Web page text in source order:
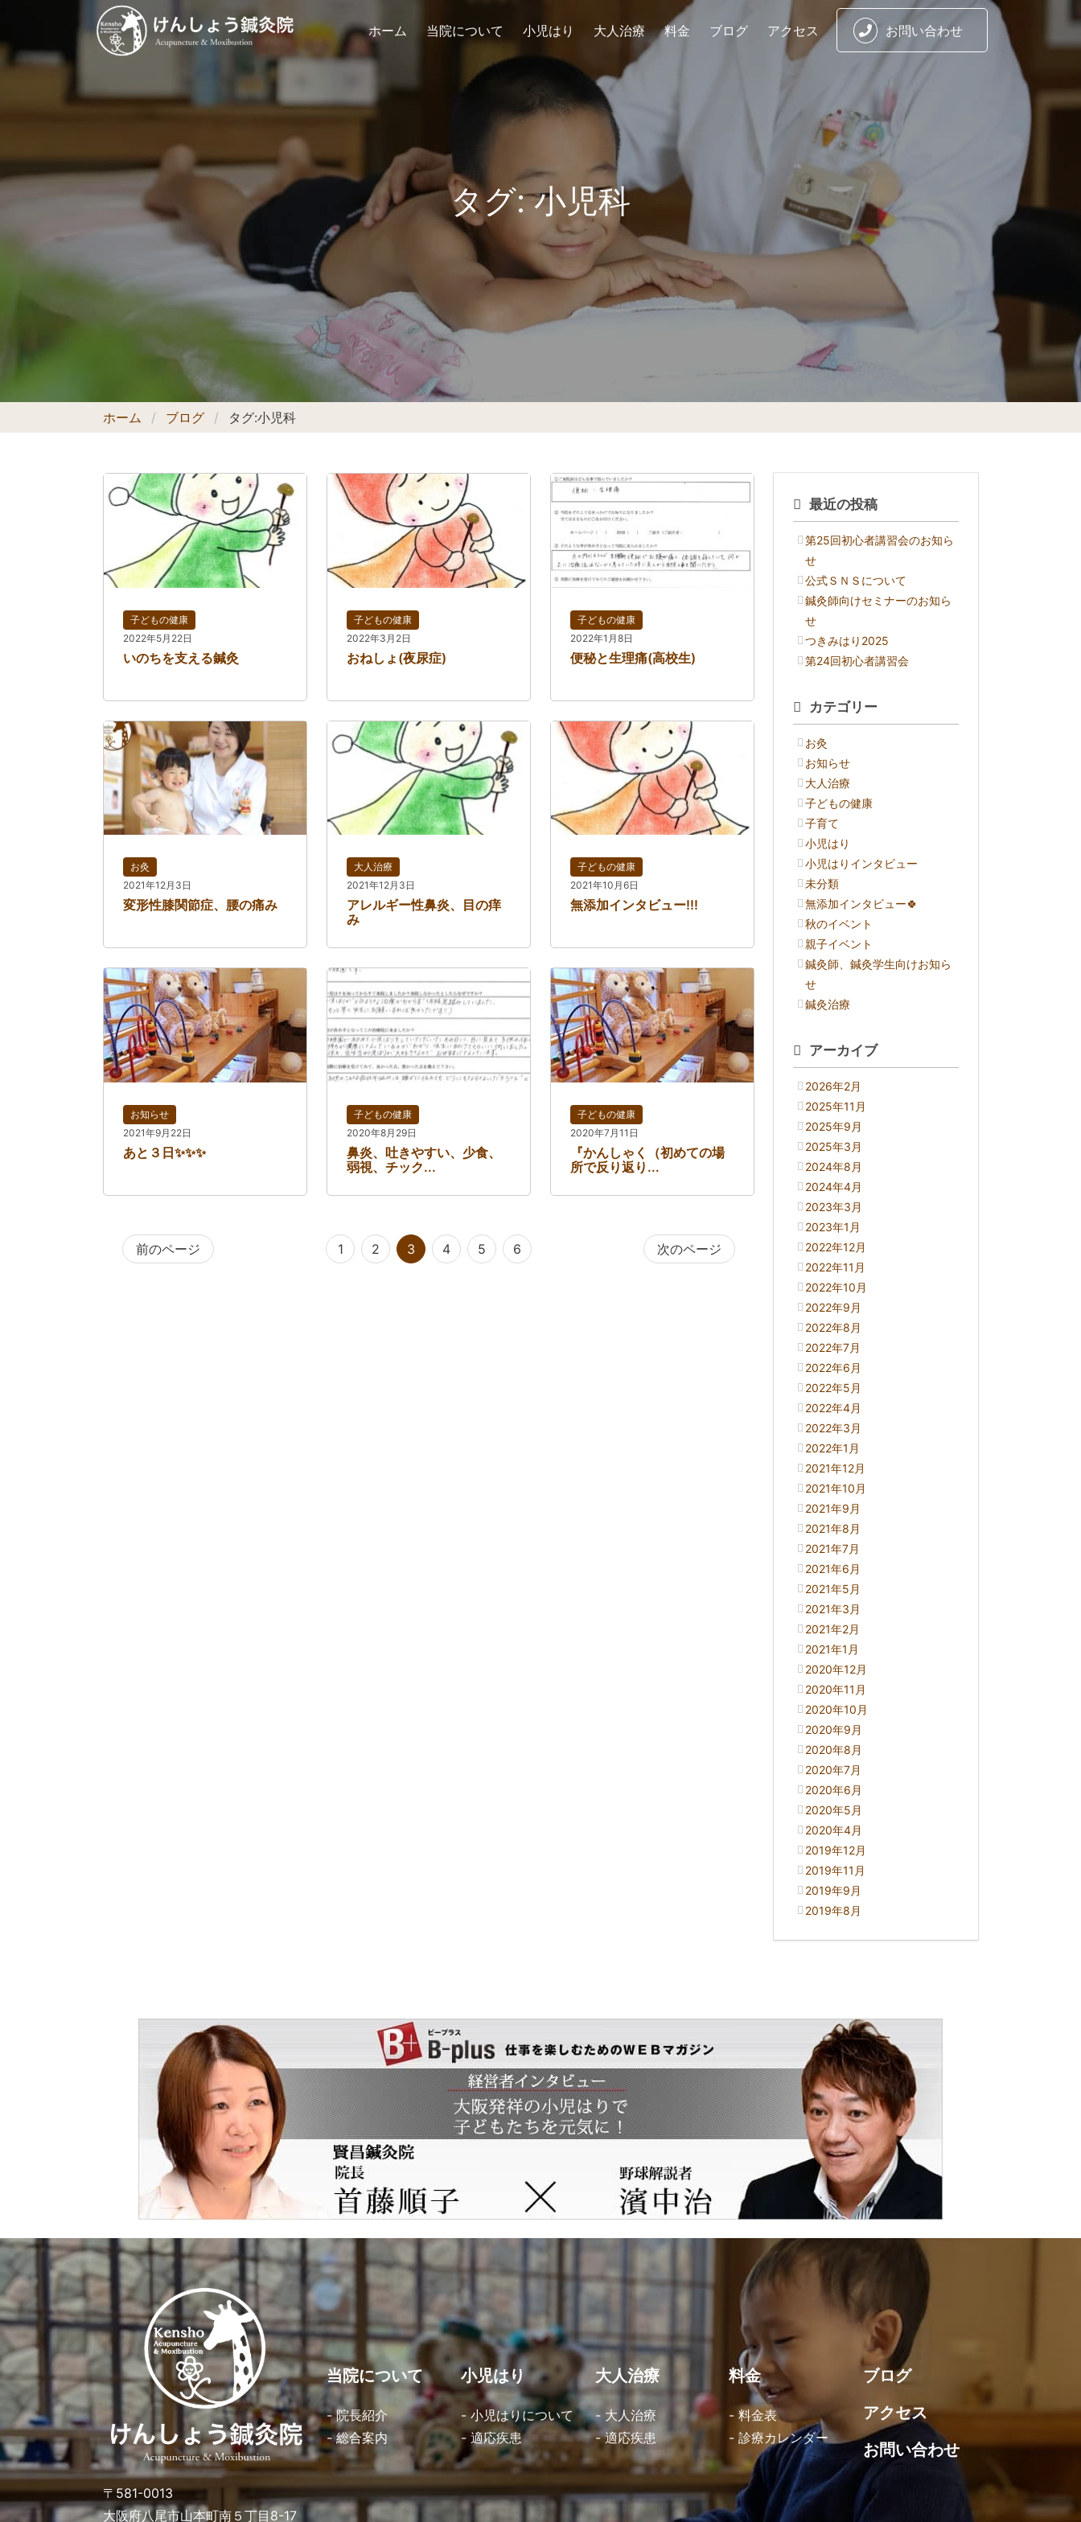
ホーム 当院について 小児はり 大人治療 料金 ブログ アクセス お問い合わせ
タグ:小児科
ホーム ブログ タグ:小児科
子どもの健康
2022年5月22日
いのちを支える鍼灸
子どもの健康
2022年3月2日
おねしょ(夜尿症)
子どもの健康
2022年1月8日
便秘と生理痛(高校生)
お灸
2021年12月3日
変形性膝関節症、腰の痛み
大人治療
2021年12月3日
アレルギー性鼻炎、目の痒
み
子どもの健康
2021年10月6日
無添加インタビュー!!!
お知らせ
2021年9月22日
あと３日✨✨✨
子どもの健康
2020年8月29日
鼻炎、吐きやすい、少食、
弱視、チック...
子どもの健康
2020年7月11日
『かんしゃく（初めての場
所で反り返り...
前のページ 次のページ
1 2 3 4 5 6
最近の投稿
第25回初心者講習会のお知ら
せ
公式ＳＮＳについて
鍼灸師向けセミナーのお知ら
せ
つきみはり2025
第24回初心者講習会
カテゴリー
お灸
お知らせ
大人治療
子どもの健康
子育て
小児はり
小児はりインタビュー
未分類
無添加インタビュー🍀
秋のイベント
親子イベント
鍼灸師、鍼灸学生向けお知ら
せ
鍼灸治療
アーカイブ
2026年2月
2025年11月
2025年9月
2025年3月
2024年8月
2024年4月
2023年3月
2023年1月
2022年12月
2022年11月
2022年10月
2022年9月
2022年8月
2022年7月
2022年6月
2022年5月
2022年4月
2022年3月
2022年1月
2021年12月
2021年10月
2021年9月
2021年8月
2021年7月
2021年6月
2021年5月
2021年3月
2021年2月
2021年1月
2020年12月
2020年11月
2020年10月
2020年9月
2020年8月
2020年7月
2020年6月
2020年5月
2020年4月
2019年12月
2019年11月
2019年9月
2019年8月
〒581-0013
大阪府八尾市山本町南５丁目8-17
当院について
- 院長紹介
- 総合案内
小児はり
- 小児はりについて
- 適応疾患
大人治療
- 大人治療
- 適応疾患
料金
- 料金表
- 診療カレンダー
ブログ
アクセス
お問い合わせ